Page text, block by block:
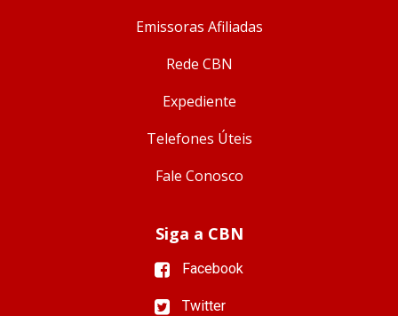
Emissoras Afiliadas
Rede CBN
Expediente
Telefones Úteis
Fale Conosco
Siga a CBN
Facebook
Twitter